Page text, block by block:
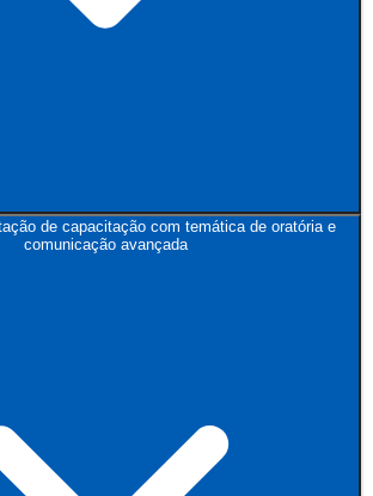
de capacitação com temática de oratória e
comunicação avançada